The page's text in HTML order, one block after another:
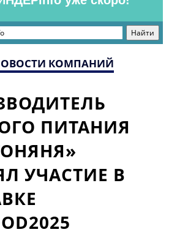
КОМПАНИЙ
ПИТАНИЯ
УЧАСТИЕ В